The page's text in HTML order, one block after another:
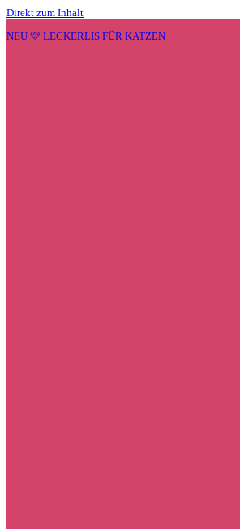
Direkt zum Inhalt
NEU 💛 LECKERLIS FÜR KATZEN